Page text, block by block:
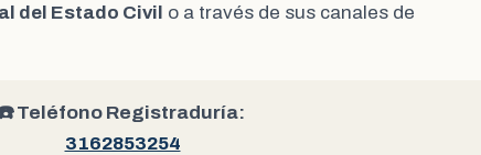
del Estado Civil o a través de sus canales de
Teléfono Registraduría:
3162853254